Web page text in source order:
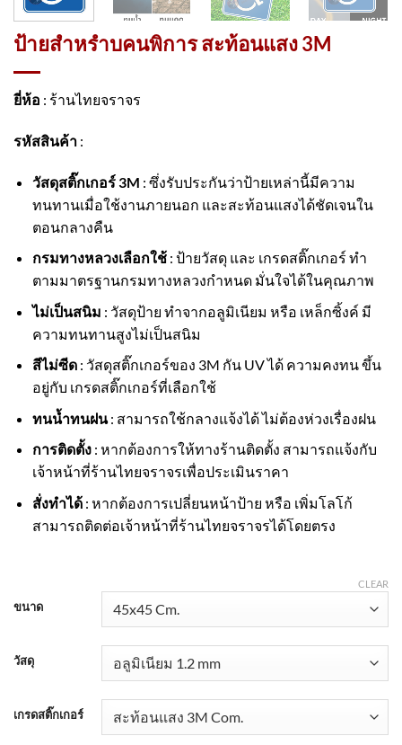
ป้ายสำหรำบคนพิการ สะท้อนแสง 3M
ยี่ห้อ : ร้านไทยจราจร
รหัสสินค้า :
วัสดุสติ๊กเกอร์ 3M : ซึ่งรับประกันว่าป้ายเหล่านี้มีความ
ทนทานเมื่อใช้งานภายนอก และสะท้อนแสงได้ชัดเจนใน
ตอนกลางคืน
กรมทางหลวงเลือกใช้: ป้ายวัสดุ และ เกรดสติ๊กเกอร์ ทำ
ตามมาตรฐานกรมทางหลวงกำหนด มั่นใจได้ในคุณภาพ
ไม่เป็นสนิม : วัสดุป้าย ทำจากอลูมิเนียม หรือ เหล็กซิ้งค์ มี
ความทนทานสูงไม่เป็นสนิม
สีไม่ซีด: วัสดุสติ๊กเกอร์ของ 3M กัน UV ได้ ความคงทน ขึ้น
อยู่กับ เกรดสติ๊กเกอร์ที่เลือกใช้
ทนน้ำทนฝน: สามารถใช้กลางแจ้งได้ ไม่ต้องห่วงเรื่องฝน
การติดตั้ง: หากต้องการให้ทางร้านติดตั้ง สามารถแจ้งกับ
เจ้าหน้าที่ร้านไทยจราจรเพื่อประเมินราคา
สั่งทำได้: หากต้องการเปลี่ยนหน้าป้าย หรือ เพิ่มโลโก้
สามารถติดต่อเจ้าหน้าที่ร้านไทยจราจรได้โดยตรง
ขนาด
วัสดุ
เกรดสติ๊กเกอร์
CLEAR